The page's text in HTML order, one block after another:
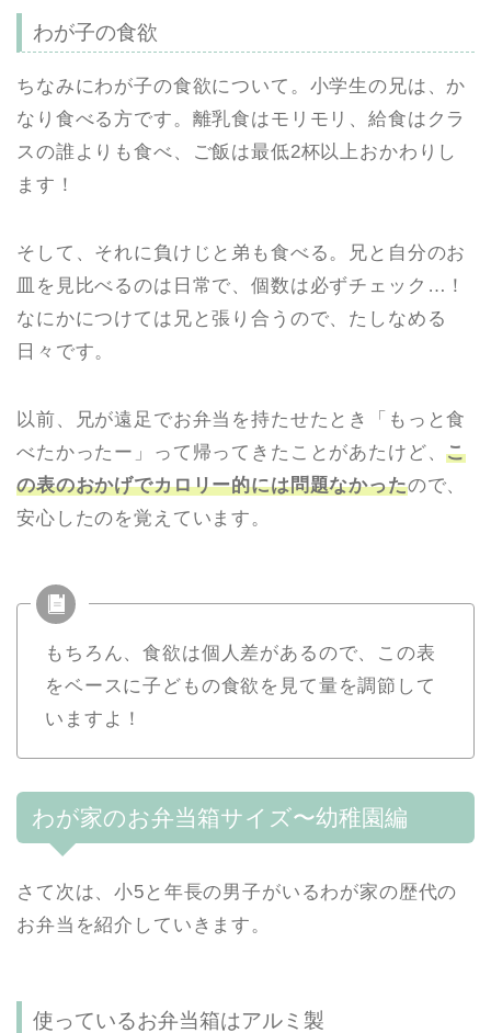
わが子の食欲
ちなみにわが子の食欲について。小学生の兄は、か
なり食べる方です。離乳食はモリモリ、給食はクラ
スの誰よりも食べ、ご飯は最低2杯以上おかわりし
ます！
そして、それに負けじと弟も食べる。兄と自分のお
皿を見比べるのは日常で、個数は必ずチェック…！
なにかにつけては兄と張り合うので、たしなめる
日々です。
以前、兄が遠足でお弁当を持たせたとき「もっと食
べたかったー」って帰ってきたことがあたけど、こ
の表のおかげでカロリー的には問題なかったので、
安心したのを覚えています。
もちろん、食欲は個人差があるので、この表
をベースに子どもの食欲を見て量を調節して
いますよ！
わが家のお弁当箱サイズ〜幼稚園編
さて次は、小5と年長の男子がいるわが家の歴代の
お弁当を紹介していきます。
使っているお弁当箱はアルミ製